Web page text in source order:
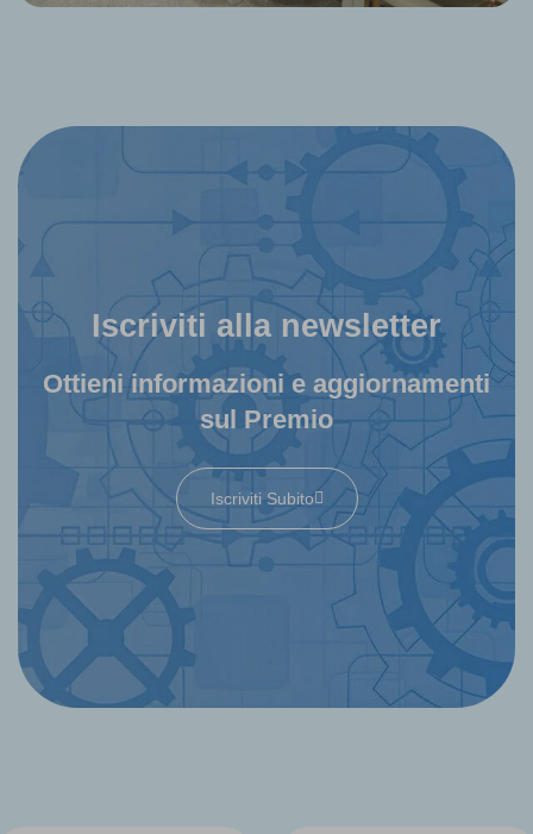
Iscriviti alla newsletter
Ottieni informazioni e aggiornamenti
sul Premio
Iscriviti Subito